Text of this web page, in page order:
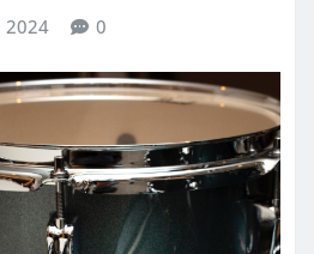
2024 0